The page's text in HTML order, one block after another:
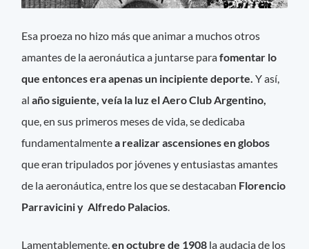
Esa proeza no hizo más que animar a muchos otros
amantes de la aeronáutica a juntarse parafomentar lo
que entonces era apenas un incipiente deporte. Y así,
alaño siguiente, veía la luz el Aero Club Argentino,
que, en sus primeros meses de vida, se dedicaba
fundamentalmentea realizar ascensiones en globos
que eran tripulados por jóvenes y entusiastas amantes
de la aeronáutica, entre los que se destacaban Florencio
Parravicini y Alfredo Palacios.
Lamentablemente,en octubre de 1908 la audacia de los